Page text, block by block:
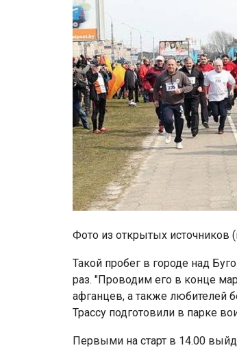
Фото из открытых источников
Такой пробег в городе над
раз. "Проводим его в конце
афганцев, а также любителей
Трассу подготовили в парке
Первыми на старт в 14.00